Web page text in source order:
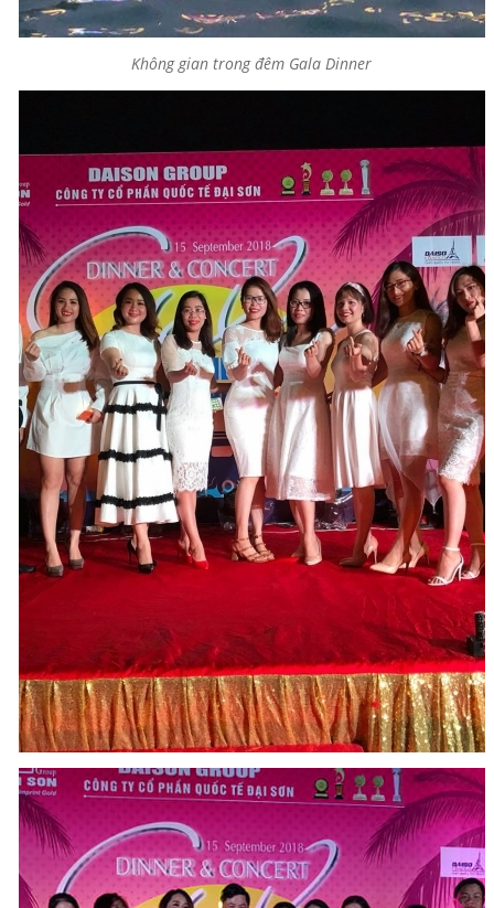
Không gian trong đêm Gala Dinner